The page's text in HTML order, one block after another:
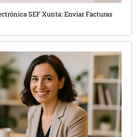
SEF Xunta: Enviar Facturas